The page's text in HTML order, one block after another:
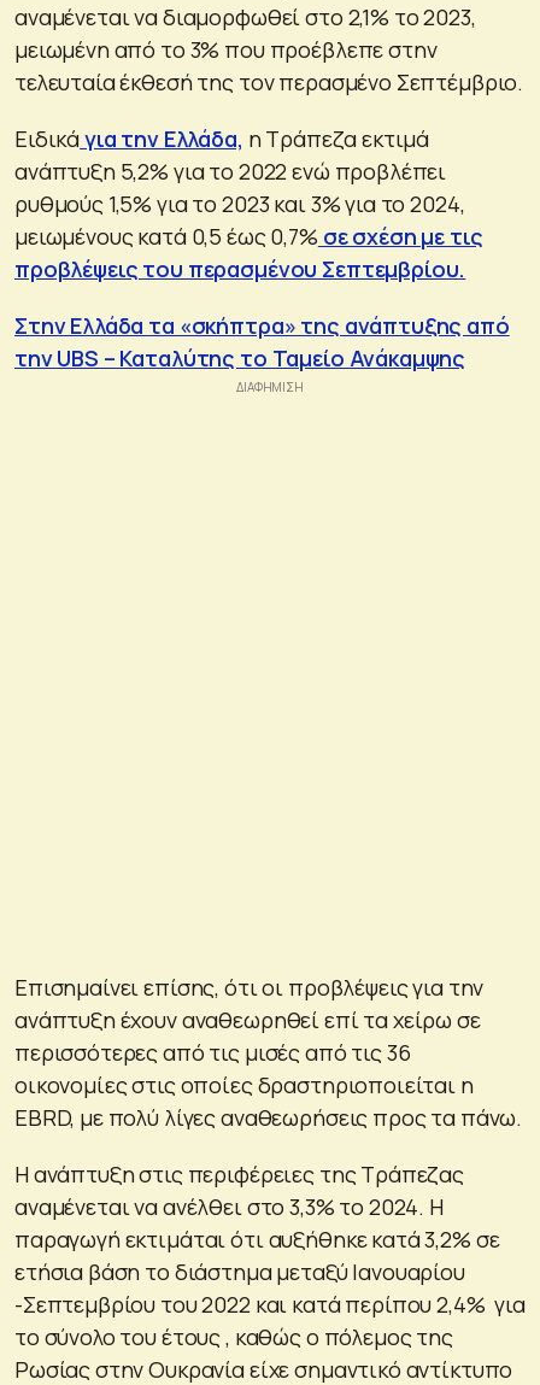
αναμένεται να διαμορφωθεί στο 2,1% το 2023,
μειωμένη από το 3% που προέβλεπε στην
τελευταία έκθεσή της τον περασμένο Σεπτέμβριο.
Ειδικάγια την Ελλάδα, η Τράπεζα εκτιμά
ανάπτυξη 5,2% για το 2022 ενώ προβλέπει
ρυθμούς 1,5% για το 2023 και 3% για το 2024,
μειωμένους κατά 0,5 έως 0,7% σε σχέση με τις
προβλέψεις του περασμένου Σεπτεμβρίου.
Στην Ελλάδα τα «σκήπτρα» της ανάπτυξης από
την UBS – Καταλύτης το Ταμείο Ανάκαμψης
Επισημαίνει επίσης, ότι οι προβλέψεις για την
ανάπτυξη έχουν αναθεωρηθεί επί τα χείρω σε
περισσότερες από τις μισές από τις 36
οικονομίες στις οποίες δραστηριοποιείται η
EBRD, με πολύ λίγες αναθεωρήσεις προς τα πάνω.
Η ανάπτυξη στις περιφέρειες της Τράπεζας
αναμένεται να ανέλθει στο 3,3% το 2024. Η
παραγωγή εκτιμάται ότι αυξήθηκε κατά 3,2% σε
ετήσια βάση το διάστημα μεταξύ Ιανουαρίου
-Σεπτεμβρίου του 2022 και κατά περίπου 2,4% για
το σύνολο του έτους , καθώς ο πόλεμος της
Ρωσίας στην Ουκρανία είχε σημαντικό αντίκτυπο